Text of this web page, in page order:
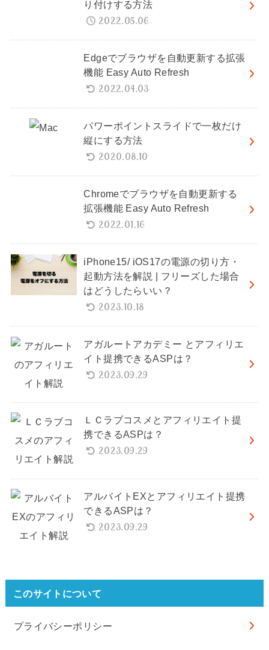
り付けする方法
2022.05.06
Edgeでブラウザを自動更新する拡張
機能 Easy Auto Refresh
2022.04.03
パワーポイントスライドで一枚だけ
縦にする方法
2020.08.10
Chromeでブラウザを自動更新する
拡張機能 Easy Auto Refresh
2022.01.16
iPhone15/ iOS17の電源の切り方・
起動方法を解説 | フリーズした場合
はどうしたらいい？
2023.10.18
アガルートアカデミー とアフィリエ
イト提携できるASPは？
2023.09.29
ＬＣラブコスメとアフィリエイト提
携できるASPは？
2023.09.29
アルバイトEXとアフィリエイト提携
できるASPは？
2023.09.29
このサイトについて
プライバシーポリシー